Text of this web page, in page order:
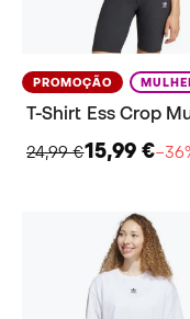
PROMOÇÃO
T-Shirt Ess Crop
24,99 €15,99 €